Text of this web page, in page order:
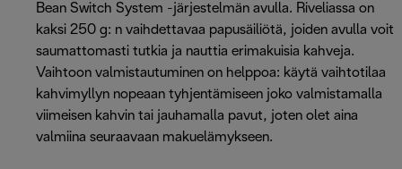
Bean Switch System -järjestelmän avulla. Riveliassa on
kaksi 250 g: n vaihdettavaa papusäiliötä, joiden avulla voit
saumattomasti tutkia ja nauttia erimakuisia kahveja.
Vaihtoon valmistautuminen on helppoa: käytä vaihtotilaa
kahvimyllyn nopeaan tyhjentämiseen joko valmistamalla
viimeisen kahvin tai jauhamalla pavut, joten olet aina
valmiina seuraavaan makuelämykseen.